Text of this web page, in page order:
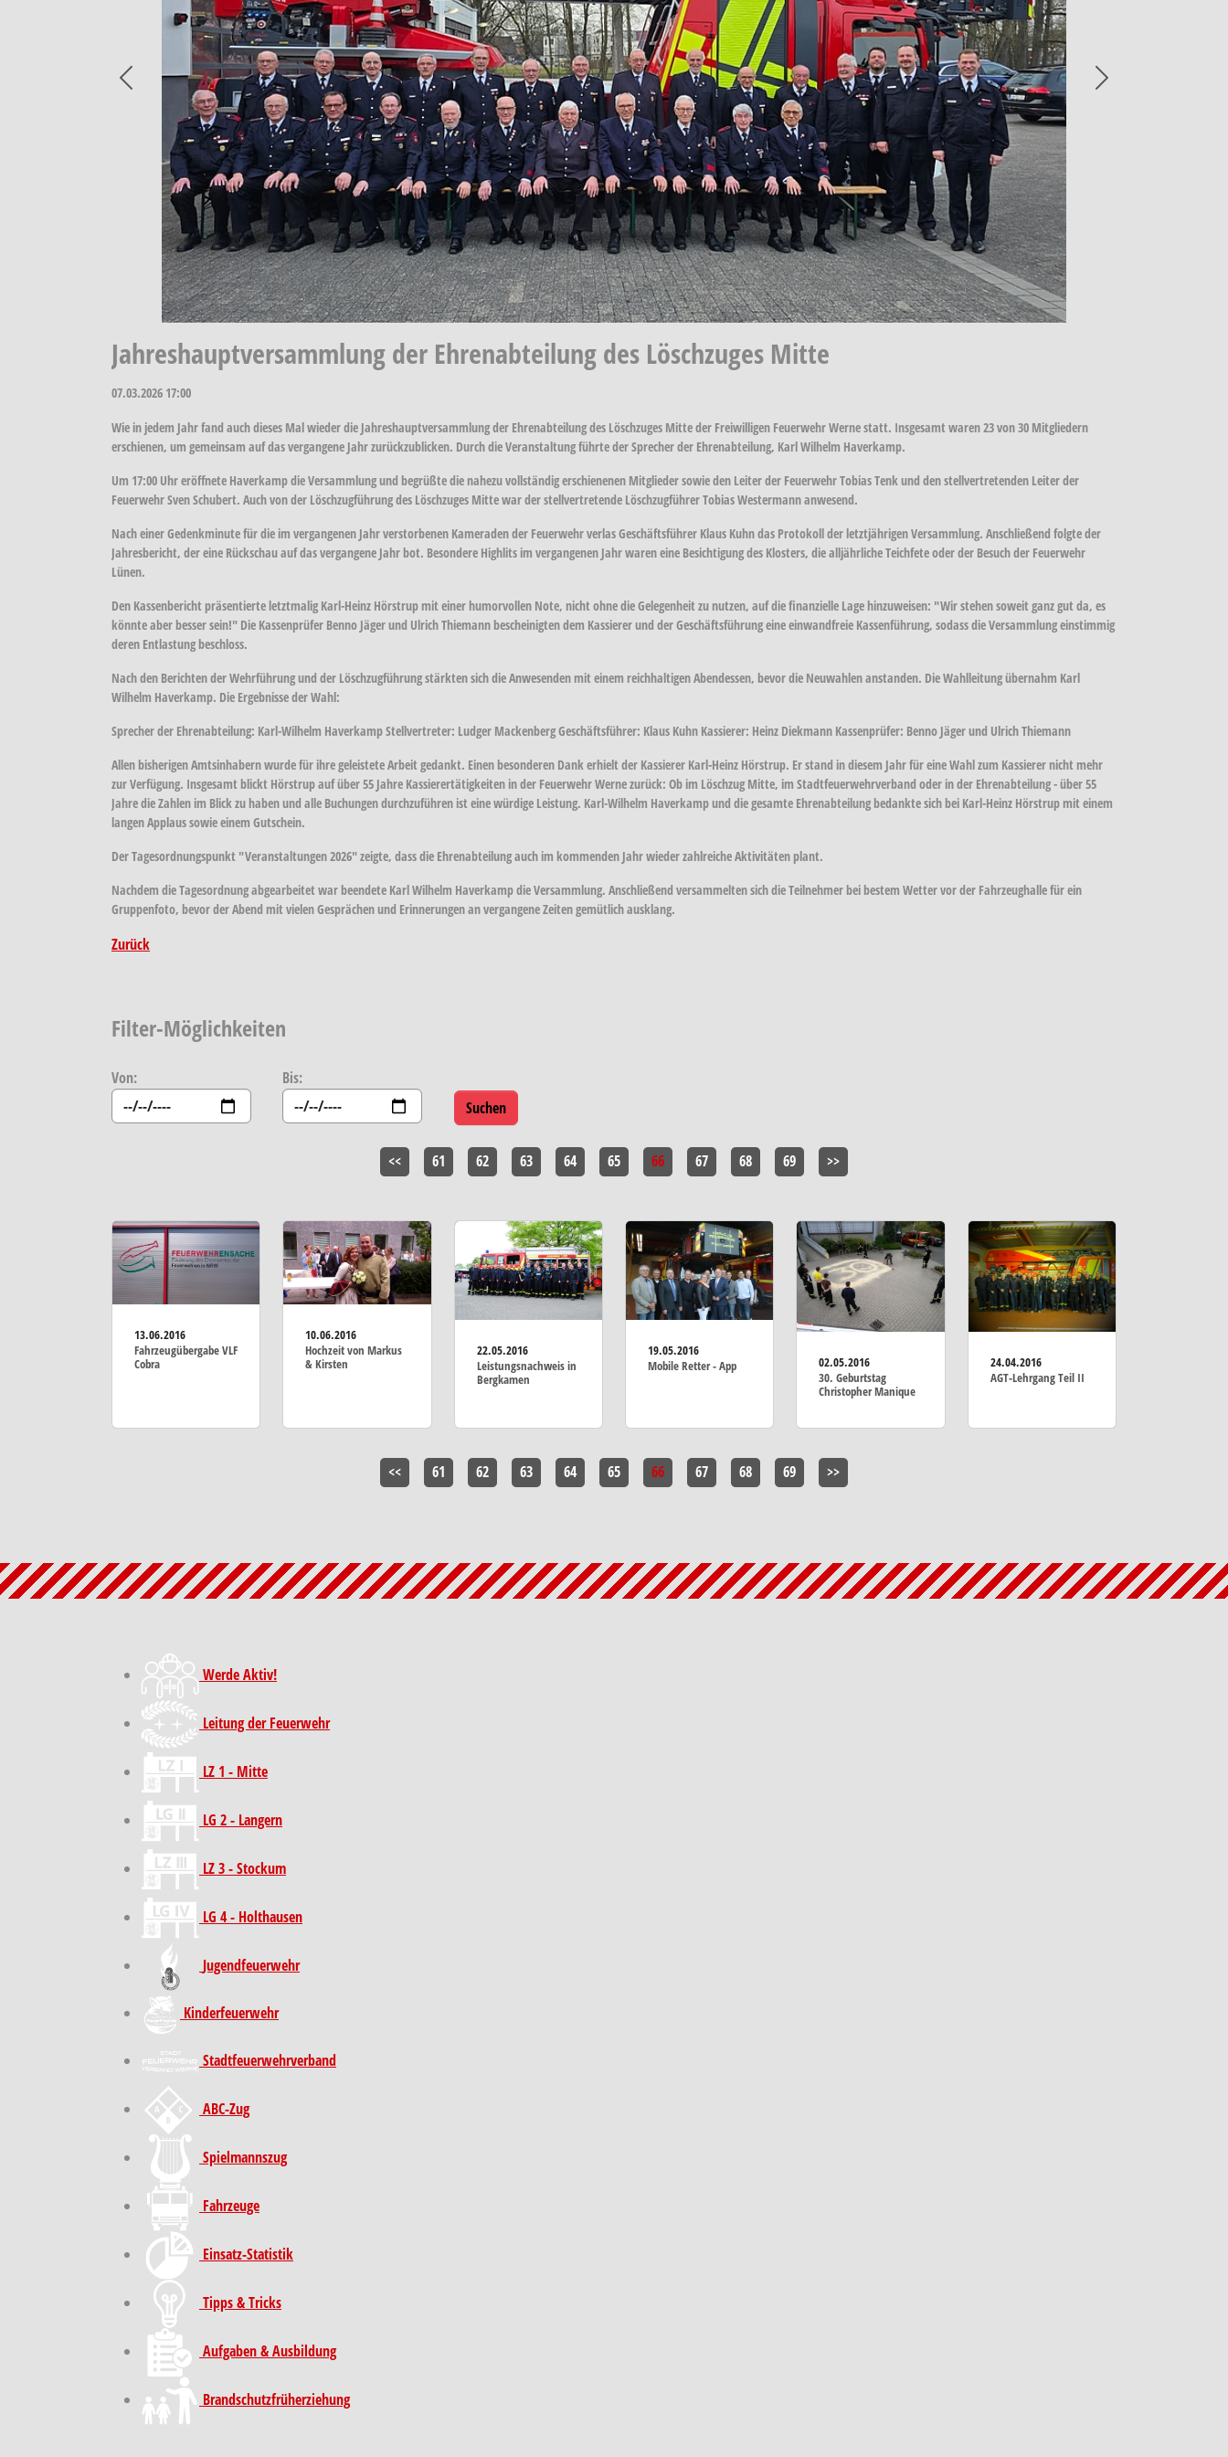
Previous
Jahreshauptversammlung der Ehrenabteilung des Löschzuges Mitte
07.03.2026 17:00
Wie in jedem Jahr fand auch dieses Mal wieder die Jahreshauptversammlung der Ehrenabteilung des Löschzuges Mitte der Freiwilligen Feuerwehr Werne statt. Insgesamt waren 23 von 30 Mitgliedern
erschienen, um gemeinsam auf das vergangene Jahr zurückzublicken. Durch die Veranstaltung führte der Sprecher der Ehrenabteilung, Karl Wilhelm Haverkamp.
Um 17:00 Uhr eröffnete Haverkamp die Versammlung und begrüßte die nahezu vollständig erschienenen Mitglieder sowie den Leiter der Feuerwehr Tobias Tenk und den stellvertretenden Leiter der
Feuerwehr Sven Schubert. Auch von der Löschzugführung des Löschzuges Mitte war der stellvertretende Löschzugführer Tobias Westermann anwesend.
Nach einer Gedenkminute für die im vergangenen Jahr verstorbenen Kameraden der Feuerwehr verlas Geschäftsführer Klaus Kuhn das Protokoll der letztjährigen Versammlung. Anschließend folgte der
Jahresbericht, der eine Rückschau auf das vergangene Jahr bot. Besondere Highlits im vergangenen Jahr waren eine Besichtigung des Klosters, die alljährliche Teichfete oder der Besuch der Feuerwehr
Lünen.
Den Kassenbericht präsentierte letztmalig Karl-Heinz Hörstrup mit einer humorvollen Note, nicht ohne die Gelegenheit zu nutzen, auf die finanzielle Lage hinzuweisen: "Wir stehen soweit ganz gut da, es
könnte aber besser sein!" Die Kassenprüfer Benno Jäger und Ulrich Thiemann bescheinigten dem Kassierer und der Geschäftsführung eine einwandfreie Kassenführung, sodass die Versammlung einstimmig
deren Entlastung beschloss.
Nach den Berichten der Wehrführung und der Löschzugführung stärkten sich die Anwesenden mit einem reichhaltigen Abendessen, bevor die Neuwahlen anstanden. Die Wahlleitung übernahm Karl
Wilhelm Haverkamp. Die Ergebnisse der Wahl:
Sprecher der Ehrenabteilung: Karl-Wilhelm Haverkamp Stellvertreter: Ludger Mackenberg Geschäftsführer: Klaus Kuhn Kassierer: Heinz Diekmann Kassenprüfer: Benno Jäger und Ulrich Thiemann
Allen bisherigen Amtsinhabern wurde für ihre geleistete Arbeit gedankt. Einen besonderen Dank erhielt der Kassierer Karl-Heinz Hörstrup. Er stand in diesem Jahr für eine Wahl zum Kassierer nicht mehr
zur Verfügung. Insgesamt blickt Hörstrup auf über 55 Jahre Kassierertätigkeiten in der Feuerwehr Werne zurück: Ob im Löschzug Mitte, im Stadtfeuerwehrverband oder in der Ehrenabteilung - über 55
Jahre die Zahlen im Blick zu haben und alle Buchungen durchzuführen ist eine würdige Leistung. Karl-Wilhelm Haverkamp und die gesamte Ehrenabteilung bedankte sich bei Karl-Heinz Hörstrup mit einem
langen Applaus sowie einem Gutschein.
Der Tagesordnungspunkt "Veranstaltungen 2026" zeigte, dass die Ehrenabteilung auch im kommenden Jahr wieder zahlreiche Aktivitäten plant.
Nachdem die Tagesordnung abgearbeitet war beendete Karl Wilhelm Haverkamp die Versammlung. Anschließend versammelten sich die Teilnehmer bei bestem Wetter vor der Fahrzeughalle für ein
Gruppenfoto, bevor der Abend mit vielen Gesprächen und Erinnerungen an vergangene Zeiten gemütlich ausklang.
Zurück
Filter-Möglichkeiten
Von: Bis:
<< 61 62 63 64 65 66 67 68 69 >>
13.06.2016
Fahrzeugübergabe VLF
Cobra
10.06.2016
Hochzeit von Markus
& Kirsten
22.05.2016
Leistungsnachweis in
Bergkamen
19.05.2016
Mobile Retter - App
02.05.2016
30. Geburtstag
Christopher Manique
24.04.2016
AGT-Lehrgang Teil II
<< 61 62 63 64 65 66 67 68 69 >>
Werde Aktiv!
Leitung der Feuerwehr
LZ 1 - Mitte
LG 2 - Langern
LZ 3 - Stockum
LG 4 - Holthausen
Jugendfeuerwehr
Kinder­feuer­wehr
Stadt­feuer­wehr­verband
ABC-Zug
Spielmannszug
Fahrzeuge
Einsatz-Statistik
Tipps & Tricks
Aufgaben & Ausbildung
Brand­schutz­früh­erziehung